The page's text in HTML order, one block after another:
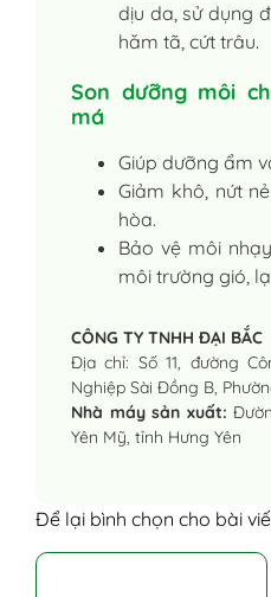
dịu da, sử dụng
hăm tã, cứt trâu.
Son dưỡng môi
má
Giúp dưỡng ẩm
Giảm khô, nứt
hòa.
Bảo vệ môi
môi trường gió,
CÔNG TY TNHH ĐẠI BẮC
Địa chỉ: Số 11, đường
Nghiệp Sài Đồng B,
Nhà máy sản xuất:
Yên Mỹ, tỉnh Hưng Yên
Để lại bình chọn cho bài